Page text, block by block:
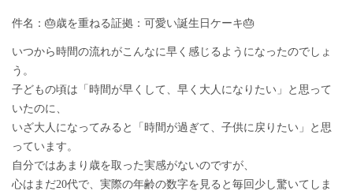
件名：🎂歳を重ねる証拠：可愛い誕生日ケーキ🎂
いつから時間の流れがこんなに早く感じるようになったのでしょ
う。
子どもの頃は「時間が早くして、早く大人になりたい」と思って
いたのに、
いざ大人になってみると「時間が過ぎて、子供に戻りたい」と思
っています。
自分ではあまり歳を取った実感がないのですが、
心はまだ20代で、実際の年齢の数字を見ると毎回少し驚いてしま